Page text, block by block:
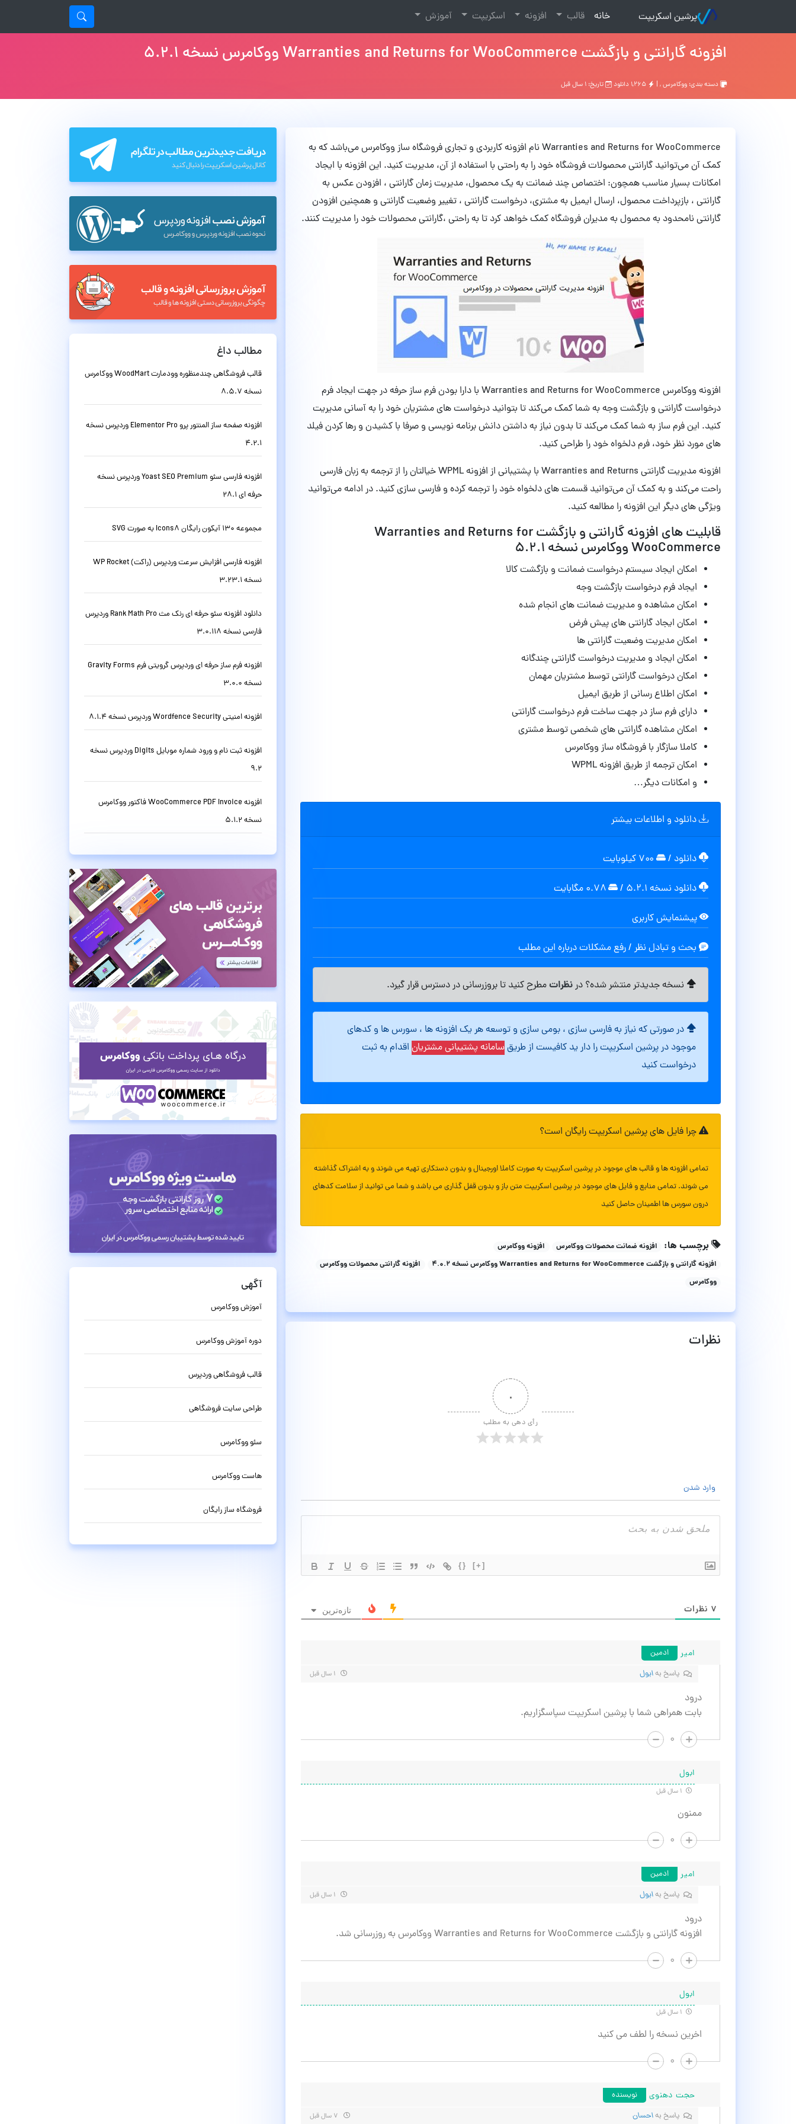
پرشین اسکریپت خانه
(current) قالب افزونه اسکریپت آموزش
افزونه گارانتی و بازگشت Warranties and Returns for WooCommerce ووکامرس نسخه 5.2.1
دسته بندی: ووکامرس, | تاریخ: ۱ سال قبل
Warranties and Returns for WooCommerce نام افزونه کاربردی و تجاری فروشگاه ساز ووکامرس می‌باشد که به
کمک آن می‌توانید گارانتی محصولات فروشگاه خود را به راحتی با استفاده از آن، مدیریت کنید. این افزونه با ایجاد
امکانات بسیار مناسب همچون: اختصاص چند ضمانت به یک محصول، مدیریت زمان گارانتی ، افزودن عکس به
گارانتی ، بازپرداخت محصول، ارسال ایمیل به مشتری، درخواست گارانتی ، تغییر وضعیت گارانتی و همچنین افزودن
گارانتی نامحدود به محصول به مدیران فروشگاه کمک خواهد کرد تا به راحتی ،گارانتی محصولات خود را مدیریت کنند.
افزونه ووکامرس Warranties and Returns for WooCommerce با دارا بودن فرم ساز حرفه در جهت ایجاد فرم
درخواست گارانتی و بازگشت وجه به شما کمک می‌کند تا بتوانید درخواست های مشتریان خود را به آسانی مدیریت
کنید. این فرم ساز به شما کمک می‌کند تا بدون نیاز به داشتن دانش برنامه نویسی و صرفا با کشیدن و رها کردن فیلد
های مورد نظر خود، فرم دلخواه خود را طراحی کنید.
افزونه مدیریت گارانتی Warranties and Returns با پشتیبانی از افزونه WPML خیالتان را از ترجمه به زبان فارسی
راحت می‌کند و به کمک آن می‌توانید قسمت های دلخواه خود را ترجمه کرده و فارسی سازی کنید. در ادامه می‌توانید
ویژگی های دیگر این افزونه را مطالعه کنید.
قابلیت های افزونه گارانتی و بازگشت Warranties and Returns for
WooCommerce ووکامرس نسخه 5.2.1
امکان ایجاد سیستم درخواست ضمانت و بازگشت کالا
ایجاد فرم درخواست بازگشت وجه
امکان مشاهده و مدیریت ضمانت های انجام شده
امکان ایجاد گارانتی های پیش فرض
امکان مدیریت وضعیت گارانتی ها
امکان ایجاد و مدیریت درخواست گارانتی چندگانه
امکان درخواست گارانتی توسط مشتریان مهمان
امکان اطلاع رسانی از طریق ایمیل
دارای فرم ساز در جهت ساخت فرم درخواست گارانتی
امکان مشاهده گارانتی های شخصی توسط مشتری
کاملا سازگار با فروشگاه ساز ووکامرس
امکان ترجمه از طریق افزونه WPML
و امکانات دیگر…
دانلود و اطلاعات بیشتر
دانلود /
دانلود نسخه ۵.۲.۱ /
پیشنمایش کاربری
بحث و تبادل نظر / رفع مشکلات درباره این مطلب
نسخه جدیدتر منتشر شده؟ درنظراتمطرح کنید تا بروزرسانی در دسترس قرار گیرد.
در صورتی که نیاز به فارسی سازی ، بومی سازی و توسعه هر یک افزونه ها ، سورس ها و کدهای
موجود در پرشین اسکریپت را دار ید کافیست از طریقسامانه پشتیبانی مشتریان اقدام به ثبت
درخواست کنید
چرا فایل های پرشین اسکریپت رایگان است؟
تمامی افزونه ها و قالب های موجود در پرشین اسکریپت به صورت کاملا اورجینال و بدون دستکاری تهیه می شوند و به اشتراک گذاشته
می شوند. تمامی منابع و فایل های موجود در پرشین اسکریپت متن باز و بدون قفل گذاری می باشد و شما می توانید از سلامت کدهای
درون سورس ها اطمینان حاصل کنید
برچسب ها: افزونه ضمانت محصولات ووکامرس
افزونه ووکامرس
افزونه گارانتی و بازگشت Warranties and Returns for WooCommerce ووکامرس نسخه 4.0.2
افزونه گارانتی محصولات ووکامرس
ووکامرس
نظرات
۰
رأی دهی به مطلب
وارد شدن
{} [+]
۷ نظرات تازه‌ترین
امیر
ادمین
پاسخ بهابول
درود
بابت همراهی شما با پرشین اسکریپت سپاسگزاریم.
۰
ابول
ممنون
۰
امیر
ادمین
پاسخ بهابول
درود
افزونه گارانتی و بازگشت Warranties and Returns for WooCommerce ووکامرس به روزرسانی شد.
۰
ابول
اخرین نسخه را لطف می کنید
۰
حجت دهنوی
نویسنده
پاسخ بهاحسان
مطالب داغ
قالب فروشگاهی چندمنظوره وودمارت WoodMart ووکامرس
نسخه 8.5.7
افزونه صفحه ساز المنتور پرو Elementor Pro وردپرس نسخه
4.2.1
افزونه فارسی سئو Yoast SEO Premium وردپرس نسخه
حرفه ای 28.1
مجموعه 130 آیکون رایگان Icons8 به صورت SVG
افزونه فارسی افزایش سرعت وردپرس (راکت) WP Rocket
نسخه 3.23.1
دانلود افزونه سئو حرفه ای رنک مث Rank Math Pro وردپرس
فارسی نسخه 3.0.118
افزونه فرم ساز حرفه ای وردپرس گرویتی فرم Gravity Forms
نسخه 3.0.0
افزونه امنیتی Wordfence Security وردپرس نسخه 8.1.4
افزونه ثبت نام و ورود شماره موبایل Digits وردپرس نسخه
9.2
افزونه WooCommerce PDF Invoice فاکتور ووکامرس
نسخه 5.1.2
آگهی
آموزش ووکامرس
دوره آموزش ووکامرس
قالب فروشگاهی وردپرس
طراحی سایت فروشگاهی
سئو ووکامرس
هاست ووکامرس
فروشگاه ساز رایگان